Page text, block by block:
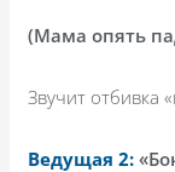
(Мама опять
Звучит отбивка
Ведущая 2: